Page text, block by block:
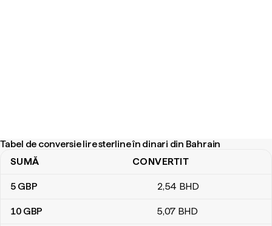
Tabel de conversie lire sterline în dinari din Bahrain
Tabel de conversie lire sterline în dinari din Bahrain
SUMĂ CONVERTIT
5 GBP 2,54 BHD
10 GBP 5,07 BHD